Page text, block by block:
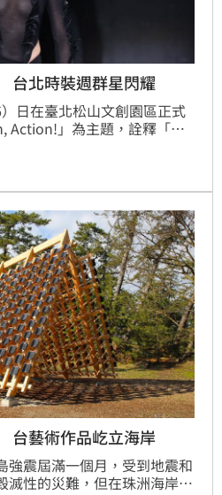
北時裝週群星閃耀
日在臺北松山文創園區正式
Action!」為主題，詮釋「服
視與時尚設計充分融合的話
藝術作品屹立海岸
強震屆滿一個月，受到地震和
滅性的災難，但在珠洲海岸旁